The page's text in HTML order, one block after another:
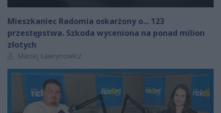
Mieszkaniec Radomia oskarżony o... 123
przestępstwa. Szkoda wyceniona na ponad milion
złotych
Autor artykułu:
Maciej Ławrynowicz